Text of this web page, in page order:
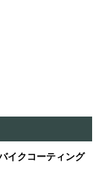
イクコーティング